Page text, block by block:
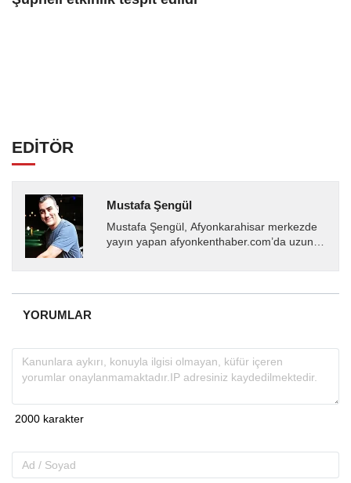
EDİTÖR
Mustafa Şengül
Mustafa Şengül, Afyonkarahisar merkezde
yayın yapan afyonkenthaber.com’da uzun
almakta, haber akışı...
YORUMLAR